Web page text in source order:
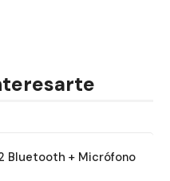
Bluetooth + Micrófono